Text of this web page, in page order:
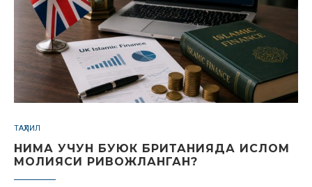
ТАҲЛИЛ
НИМА УЧУН БУЮК БРИТАНИЯДА ИСЛОМ
МОЛИЯСИ РИВОЖЛАНГАН?